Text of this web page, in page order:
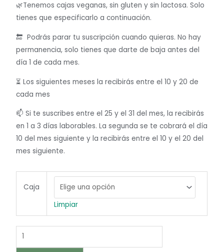
🌿Tenemos cajas veganas, sin gluten y sin lactosa. Solo
tienes que especificarlo a continuación.
🔚 Podrás parar tu suscripción cuando quieras. No hay
permanencia, solo tienes que darte de baja antes del
día 1 de cada mes.
⏳ Los siguientes meses la recibirás entre el 10 y 20 de
cada mes
📫 Si te suscribes entre el 25 y el 31 del mes, la recibirás
en 1 a 3 días laborables. La segunda se te cobrará el día
10 del mes siguiente y la recibirás entre el 10 y el 20 del
mes siguiente.
Caja
Limpiar
Caja
cantidad